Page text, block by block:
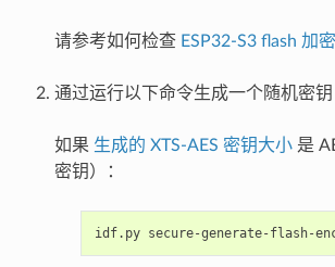
请参考如何检查 ESP32-S3 flash 加
通过运行以下命令生成一个随机密钥
如果 生成的 XTS-AES 密钥大小是
密钥）：
idf.py secure-generate-flash-